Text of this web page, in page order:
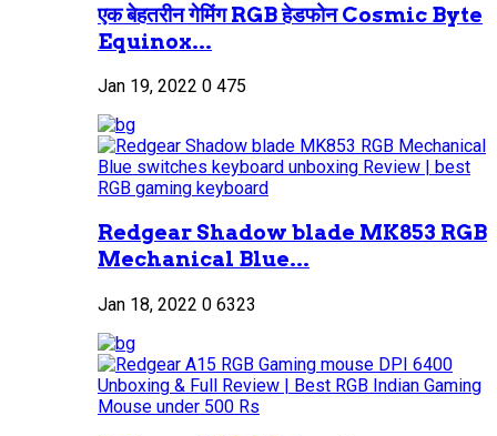
एक बेहतरीन गेमिंग RGB हेडफोन Cosmic Byte
Equinox...
Jan 19, 2022 0 475
Redgear Shadow blade MK853 RGB
Mechanical Blue...
Jan 18, 2022 0 6323